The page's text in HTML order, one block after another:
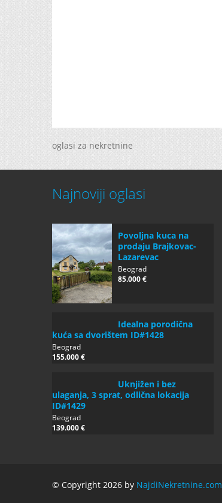
oglasi za nekretnine
Najnoviji oglasi
Povoljna kuca na
prodaju Brajkovac-
Lazarevac
Beograd
85.000 €
Idealna porodična
kuća sa dvorištem ID#1428
Beograd
155.000 €
Uknjižen i bez
ulaganja, 3 sprat, odlična lokacija
ID#1429
Beograd
139.000 €
© Copyright 2026 by NajdiNekretnine.com